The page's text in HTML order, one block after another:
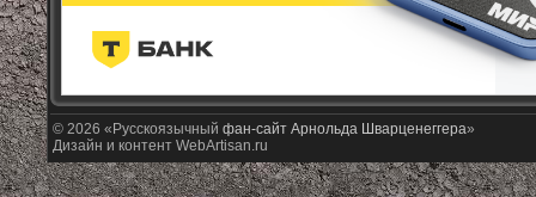
© 2026 «Русскоязычный фан-сайт Арнольда Шварценеггера»
Дизайн и контент WebArtisan.ru